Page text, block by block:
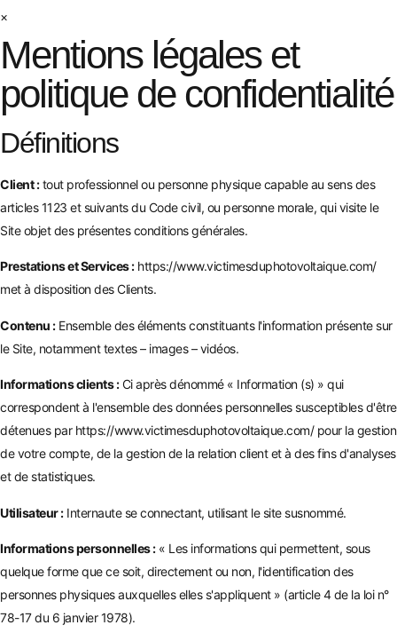
×
Mentions légales et
politique de confidentialité
Définitions
Client :tout professionnel ou personne physique capable au sens des
articles 1123 et suivants du Code civil, ou personne morale, qui visite le
Site objet des présentes conditions générales.
Prestations et Services : https://www.victimesduphotovoltaique.com/
met à disposition des Clients.
Contenu :Ensemble des éléments constituants l'information présente sur
le Site, notamment textes – images – vidéos.
Informations clients :Ci après dénommé « Information (s) » qui
correspondent à l'ensemble des données personnelles susceptibles d'être
détenues par https://www.victimesduphotovoltaique.com/pour la gestion
de votre compte, de la gestion de la relation client et à des fins d'analyses
et de statistiques.
Utilisateur :Internaute se connectant, utilisant le site susnommé.
Informations personnelles :« Les informations qui permettent, sous
quelque forme que ce soit, directement ou non, l'identification des
personnes physiques auxquelles elles s'appliquent » (article 4 de la loi n°
78-17 du 6 janvier 1978).